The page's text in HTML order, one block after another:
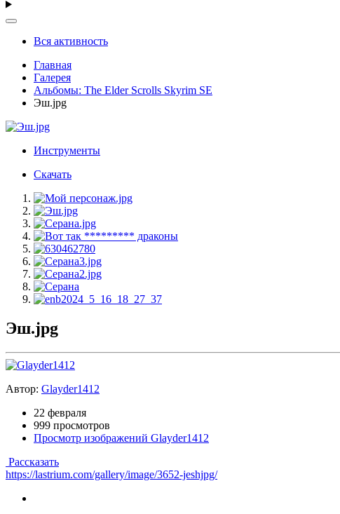
Вся активность
Главная
Галерея
Альбомы: The Elder Scrolls Skyrim SE
Эш.jpg
Инструменты
Скачать
Эш.jpg
Автор: Glayder1412
22 февраля
999 просмотров
Просмотр изображений Glayder1412
Рассказать
https://lastrium.com/gallery/image/3652-jeshjpg/